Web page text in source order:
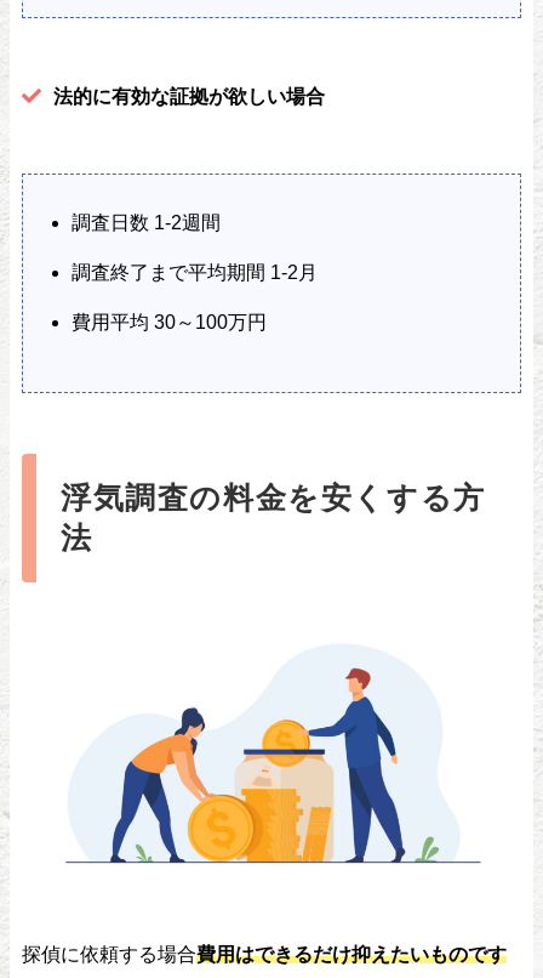
法的に有効な証拠が欲しい場合
調査日数 1-2週間
調査終了まで平均期間 1-2月
費用平均 30～100万円
浮気調査の料金を安くする方
法
探偵に依頼する場合費用はできるだけ抑えたいものです